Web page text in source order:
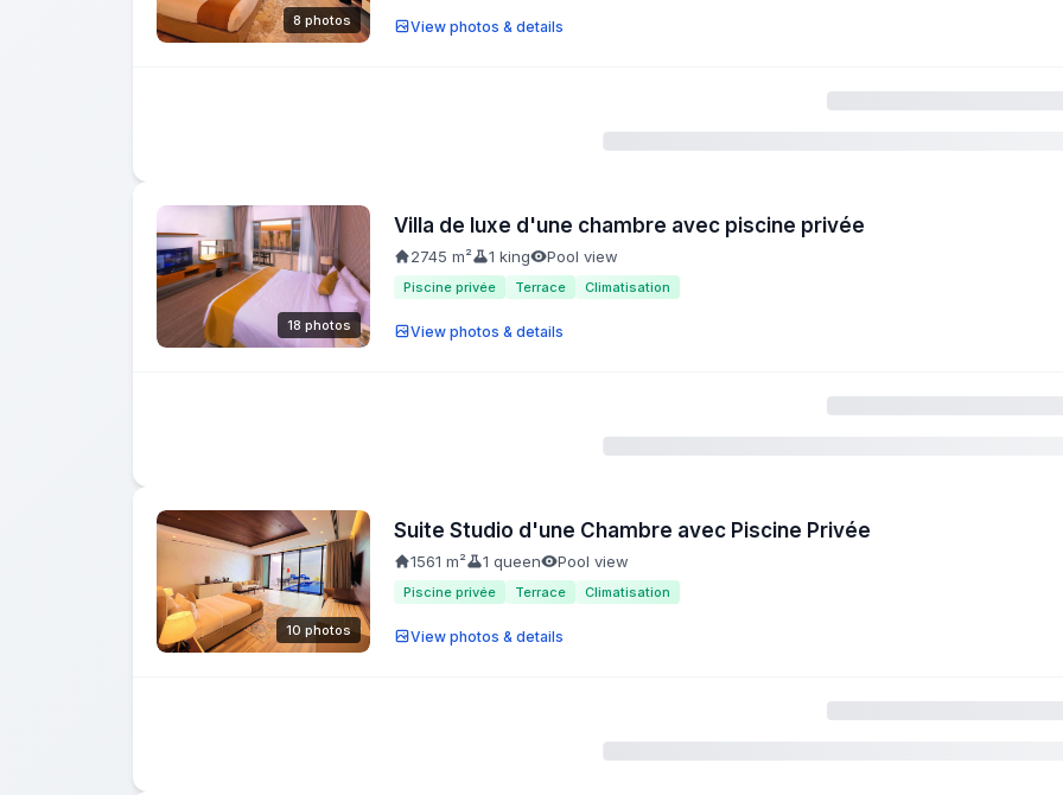
8 photos View photos & details
18 photos
Villa de luxe d'une chambre avec piscine privée
2745 m² 1 king Pool view
Piscine privée Terrace Climatisation
View photos & details
10 photos
Suite Studio d'une Chambre avec Piscine Privée
1561 m² 1 queen Pool view
Piscine privée Terrace Climatisation
View photos & details